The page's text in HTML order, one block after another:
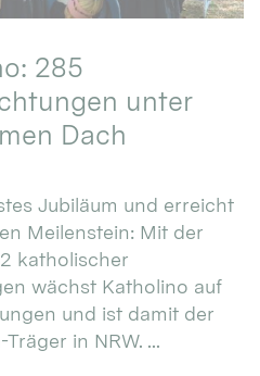
285
unter
Dach
Jubiläum und erreicht
Meilenstein: Mit der
katholischer
wächst Katholino auf
und ist damit der
in NRW. ...